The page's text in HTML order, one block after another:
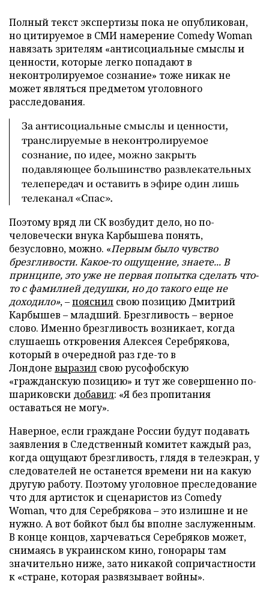
Полный текст экспертизы пока не опубликован,
но цитируемое в СМИ намерение Comedy Woman
навязать зрителям «антисоциальные смыслы и
ценности, которые легко попадают в
неконтролируемое сознание» тоже никак не
может являться предметом уголовного
расследования.
За антисоциальные смыслы и ценности,
транслируемые в неконтролируемое
сознание, по идее, можно закрыть
подавляющее большинство развлекательных
телепередач и оставить в эфире один лишь
телеканал «Спас».
Поэтому вряд ли СК возбудит дело, но по-
человечески внука Карбышева понять,
безусловно, можно. «Первым было чувство
брезгливости. Какое-то ощущение, знаете... В
принципе, это уже не первая попытка сделать что-
то с фамилией дедушки, но до такого еще не
доходило», –пояснил свою позицию Дмитрий
Карбышев – младший. Брезгливость – верное
слово. Именно брезгливость возникает, когда
слушаешь откровения Алексея Серебрякова,
который в очередной раз где-то в
Лондоне выразил свою русофобскую
«гражданскую позицию» и тут же совершенно по-
шариковски добавил: «Я без пропитания
оставаться не могу».
Наверное, если граждане России будут подавать
заявления в Следственный комитет каждый раз,
когда ощущают брезгливость, глядя в телеэкран, у
следователей не останется времени ни на какую
другую работу. Поэтому уголовное преследование
что для артисток и сценаристов из Comedy
Woman, что для Серебрякова – это излишне и не
нужно. А вот бойкот был бы вполне заслуженным.
В конце концов, харчеваться Серебряков может,
снимаясь в украинском кино, гонорары там
значительно ниже, зато никакой сопричастности
к «стране, которая развязывает войны».